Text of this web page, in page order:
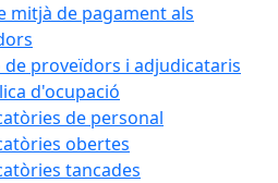
mitjà de pagament als
de proveïdors i adjudicataris
d'ocupació
de personal
obertes
tancades